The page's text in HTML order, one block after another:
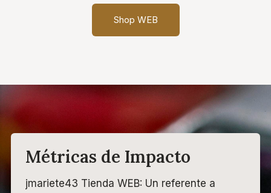
Shop WEB
Métricas de Impacto
jmariete43 Tienda WEB: Un referente a